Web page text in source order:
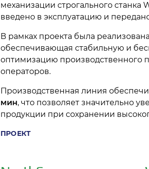
механизации строгального
введено в эксплуатацию и
В рамках проекта была
обеспечивающая стабильную и
оптимизацию производственного
операторов.
Производственная линия
мин, что позволяет значительно
продукции при сохранении
ПРОЕКТ